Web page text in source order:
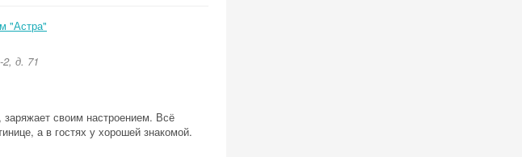
"Астра"
д. 71
своим настроением. Всё
а в гостях у хорошей знакомой.